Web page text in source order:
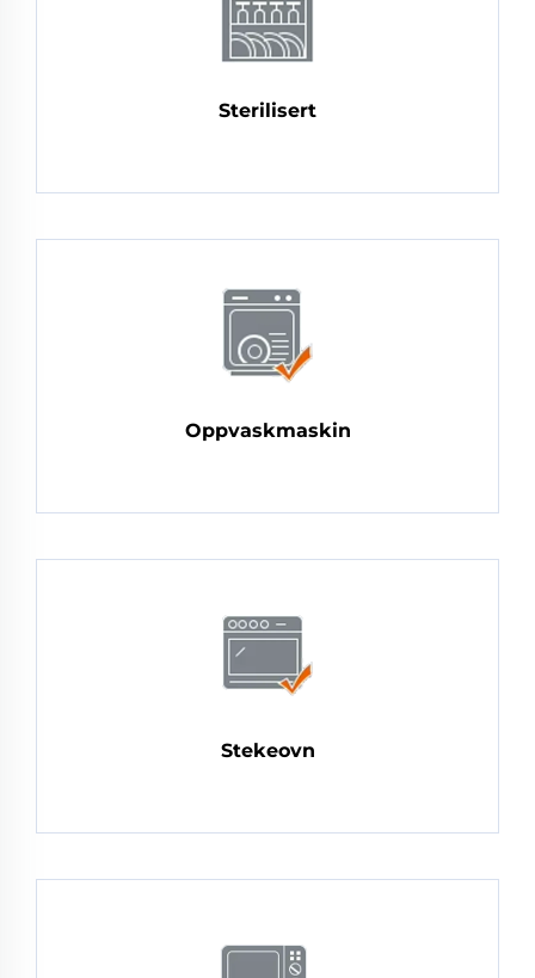
Sterilisert
Oppvaskmaskin
Stekeovn